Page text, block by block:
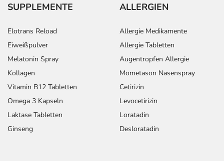
SUPPLEMENTE
Elotrans Reload
Eiweißpulver
Melatonin Spray
Kollagen
Vitamin B12 Tabletten
Omega 3 Kapseln
Laktase Tabletten
Ginseng
ALLERGIEN
Allergie Medikamente
Allergie Tabletten
Augentropfen Allergie
Mometason Nasenspray
Cetirizin
Levocetirizin
Loratadin
Desloratadin